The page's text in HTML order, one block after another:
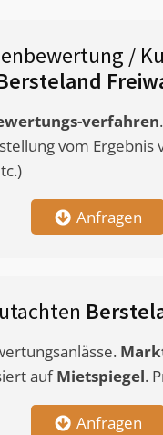
/
verfahren
vom Ergebnis
Anfragen
aufMietspiegel.
Anfragen